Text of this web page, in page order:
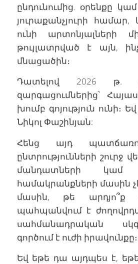
ընդունումից. օրենքը
յուրաքանչյուրի համար,
ունի արտոնյալների
թույլատրված է այն,
մնացածին։
Դատելով 2026 թ.
զարգացումներից՝
խումբ գոյություն ունի։
Նիկոլ Փաշինյան:
Հենց այդ
ընտրությունների շուրջ
մանդատների կամ
համակրանքների մասին
մասին, թե արդյո՞ք
պահպանվում է
սահմանադրական
գործում է ուժի իրավունքը։
Եվ եթե դա այդպես է,